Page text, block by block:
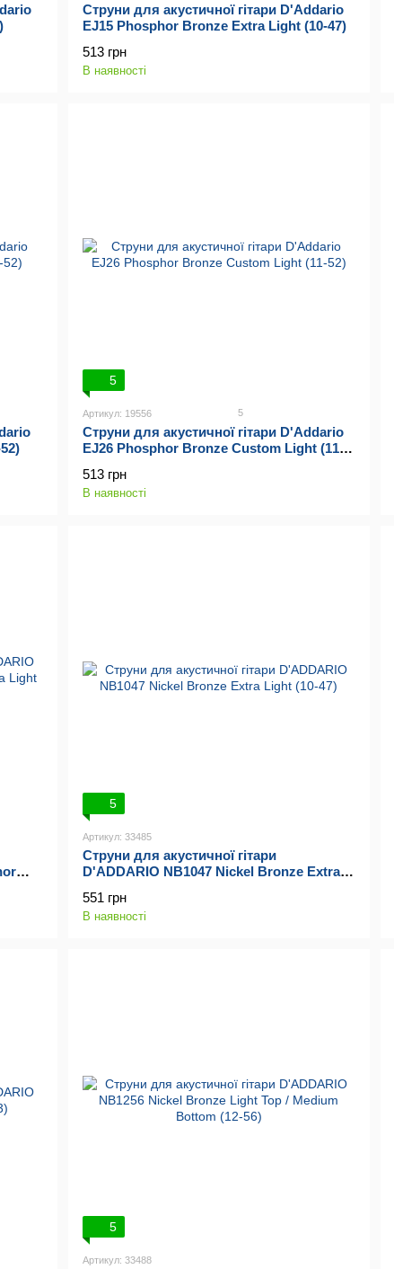
Струни для акустичної гітари D'Addario
EJ15 Phosphor Bronze Extra Light (10-47)
513 грн
В наявності
5
Артикул: 19556 5
Струни для акустичної гітари D'Addario
EJ26 Phosphor Bronze Custom Light (11-
513 грн
В наявності
5
Артикул: 33485
Струни для акустичної гітари
D'ADDARIO NB1047 Nickel Bronze Extra
551 грн
В наявності
5
Артикул: 33488